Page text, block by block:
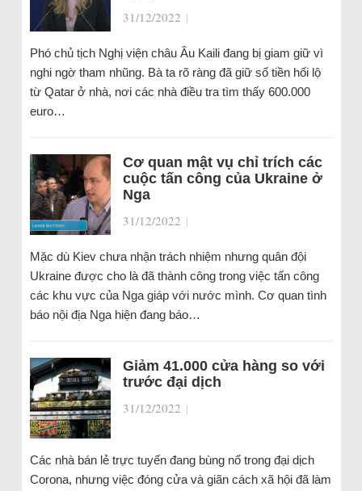
31/12/2022 |
Phó chủ tịch Nghị viện châu Âu Kaili đang bị giam giữ vì
nghi ngờ tham nhũng. Bà ta rõ ràng đã giữ số tiền hối lộ
từ Qatar ở nhà, nơi các nhà điều tra tìm thấy 600.000
euro…
Cơ quan mật vụ chỉ trích các
cuộc tấn công của Ukraine ở
Nga
31/12/2022 |
Mặc dù Kiev chưa nhận trách nhiệm nhưng quân đội
Ukraine được cho là đã thành công trong việc tấn công
các khu vực của Nga giáp với nước mình. Cơ quan tình
báo nội địa Nga hiện đang báo…
Giảm 41.000 cửa hàng so với
trước đại dịch
31/12/2022 |
Các nhà bán lẻ trực tuyến đang bùng nổ trong đại dịch
Corona, nhưng việc đóng cửa và giãn cách xã hội đã làm